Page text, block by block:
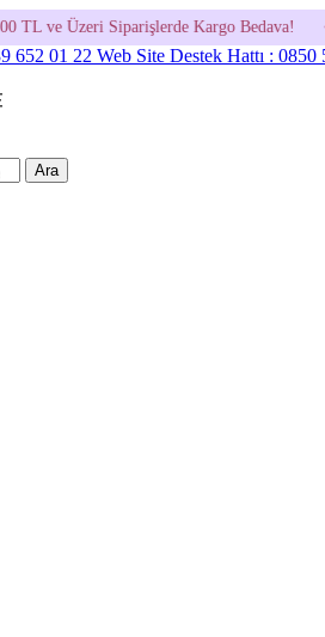
Kargo Bedava! •
652 01 22 Web Site Destek Hattı : 0850
Ara